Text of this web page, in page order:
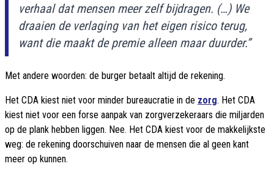
verhaal dat mensen meer zelf bijdragen. (…) We
draaien de verlaging van het eigen risico terug,
want die maakt de premie alleen maar duurder.”
Met andere woorden: de burger betaalt altijd de rekening.
Het CDA kiest niet voor minder bureaucratie in de zorg. Het CDA
kiest niet voor een forse aanpak van zorgverzekeraars die miljarden
op de plank hebben liggen. Nee. Het CDA kiest voor de makkelijkste
weg: de rekening doorschuiven naar de mensen die al geen kant
meer op kunnen.